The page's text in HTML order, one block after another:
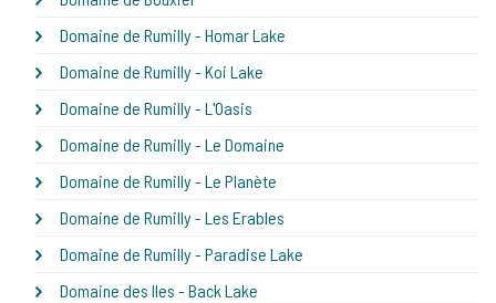
Domaine de Rumilly - Homar Lake
Domaine de Rumilly - Koi Lake
Domaine de Rumilly - L'Oasis
Domaine de Rumilly - Le Domaine
Domaine de Rumilly - Le Planète
Domaine de Rumilly - Les Erables
Domaine de Rumilly - Paradise Lake
Domaine des Iles - Back Lake